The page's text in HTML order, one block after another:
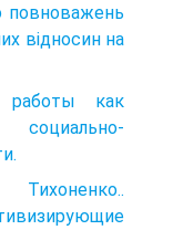
повноважень
відносин на
работы как